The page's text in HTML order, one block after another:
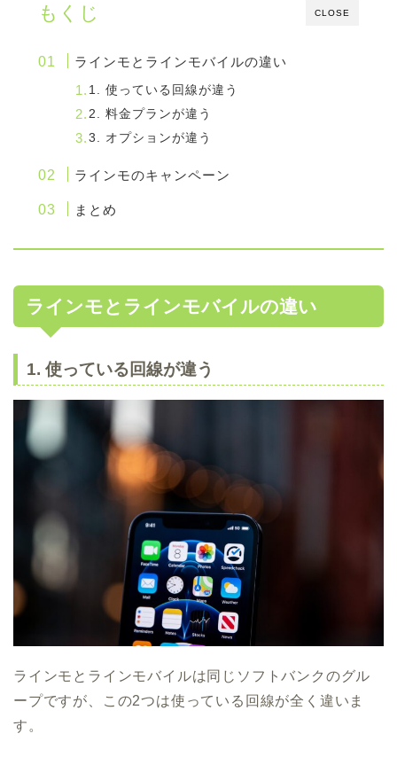
CLOSE
もくじ
ラインモとラインモバイルの違い
1. 使っている回線が違う
2. 料金プランが違う
3. オプションが違う
ラインモのキャンペーン
まとめ
ラインモとラインモバイルの違い
1. 使っている回線が違う
ラインモとラインモバイルは同じソフトバンクのグル
ープですが、この2つは使っている回線が全く違いま
す。